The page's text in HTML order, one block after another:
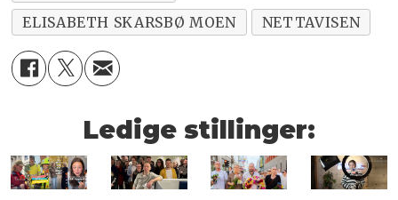
ELISABETH SKARSBØ MOEN
NETTAVISEN
Ledige stillinger: